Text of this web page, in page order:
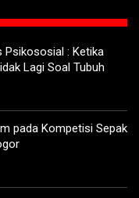
Psikososial : Ketika
Lagi Soal Tubuh
pada Kompetisi Sepak